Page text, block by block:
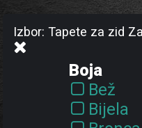
Izbor: Tapete za zid
Boja
Bež
Bijela